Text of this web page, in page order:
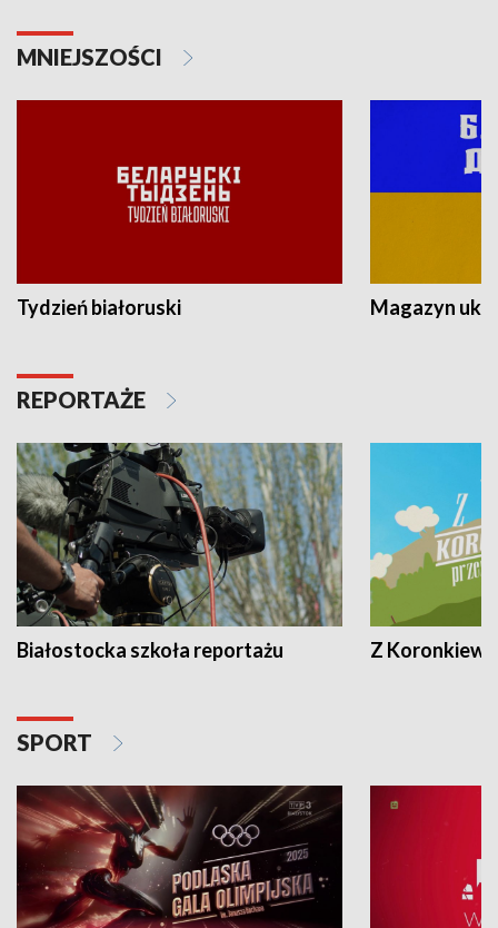
MNIEJSZOŚCI
Tydzień białoruski Magazyn
REPORTAŻE
Białostocka szkoła reportażu Z
SPORT